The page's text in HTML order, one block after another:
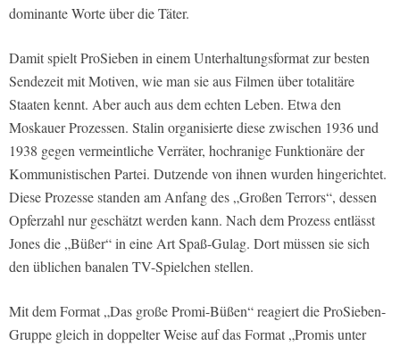
dominante Worte über die Täter.
Damit spielt ProSieben in einem Unterhaltungsformat zur besten
Sendezeit mit Motiven, wie man sie aus Filmen über totalitäre
Staaten kennt. Aber auch aus dem echten Leben. Etwa den
Moskauer Prozessen. Stalin organisierte diese zwischen 1936 und
1938 gegen vermeintliche Verräter, hochranige Funktionäre der
Kommunistischen Partei. Dutzende von ihnen wurden hingerichtet.
Diese Prozesse standen am Anfang des „Großen Terrors“, dessen
Opferzahl nur geschätzt werden kann. Nach dem Prozess entlässt
Jones die „Büßer“ in eine Art Spaß-Gulag. Dort müssen sie sich
den üblichen banalen TV-Spielchen stellen.
Mit dem Format „Das große Promi-Büßen“ reagiert die ProSieben-
Gruppe gleich in doppelter Weise auf das Format „Promis unter